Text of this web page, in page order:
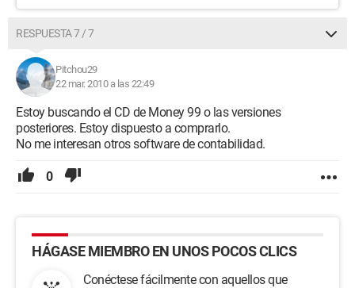
RESPUESTA 7 / 7
Pitchou29
22 mar. 2010 a las 22:49
Estoy buscando el CD de Money 99 o las versiones
posteriores. Estoy dispuesto a comprarlo.
No me interesan otros software de contabilidad.
0
HÁGASE MIEMBRO EN UNOS POCOS CLICS
Conéctese fácilmente con aquellos que